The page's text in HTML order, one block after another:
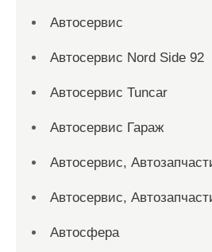
Автосервис
Автосервис Nord Side 92
Автосервис Tuncar
Автосервис Гараж
Автосервис,
Автосервис,
Автосфера